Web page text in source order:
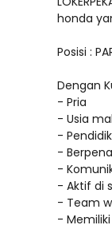
honda
Posisi :
Dengan
- Pria
- Usia
-
-
-
- Aktif di
- Team
-